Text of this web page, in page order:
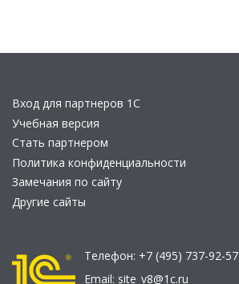
Вход для партнеров 1С
Учебная версия
Стать партнером
Политика конфиденциальности
Замечания по сайту
Другие сайты
Телефон: +7 (495) 737-92-57
Email: site_v8@1c.ru